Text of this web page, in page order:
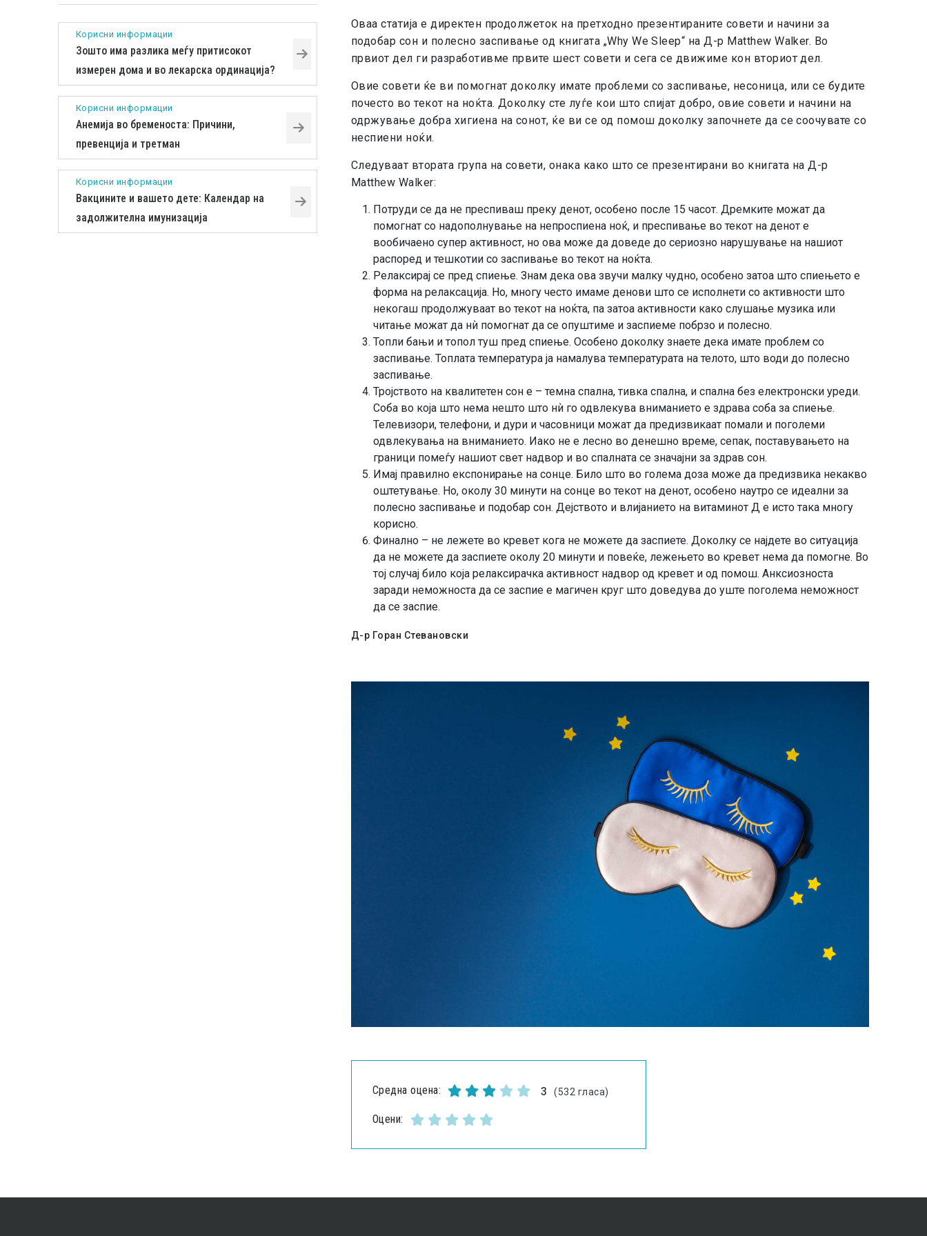
Корисни информации
Зошто има разлика меѓу притисокот
измерен дома и во лекарска ординација?
Корисни информации
Анемија во бременоста: Причини,
превенција и третман
Корисни информации
Вакцините и вашето дете: Календар на
задолжителна имунизација
Оваа статија е директен продолжеток на претходно презентираните совети и начини за
подобар сон и полесно заспивање од книгата „Why We Sleep“ на Д-р Matthew Walker. Во
првиот дел ги разработивме првите шест совети и сега се движиме кон вториот дел.
Овие совети ќе ви помогнат доколку имате проблеми со заспивање, несоница, или се будите
почесто во текот на ноќта. Доколку сте луѓе кои што спијат добро, овие совети и начини на
одржување добра хигиена на сонот, ќе ви се од помош доколку започнете да се соочувате со
неспиени ноќи.
Следуваат втората група на совети, онака како што се презентирани во книгата на Д-р
Matthew Walker:
Потруди се да не преспиваш преку денот, особено после 15 часот. Дремките можат да
помогнат со надополнување на непроспиена ноќ, и преспивање во текот на денот е
вообичаено супер активност, но ова може да доведе до сериозно нарушување на нашиот
распоред и тешкотии со заспивање во текот на ноќта.
Релаксирај се пред спиење. Знам дека ова звучи малку чудно, особено затоа што спиењето е
форма на релаксација. Но, многу често имаме денови што се исполнети со активности што
некогаш продолжуваат во текот на ноќта, па затоа активности како слушање музика или
читање можат да нѝ помогнат да се опуштиме и заспиеме побрзо и полесно.
Топли бањи и топол туш пред спиење. Особено доколку знаете дека имате проблем со
заспивање. Топлата температура ја намалува температурата на телото, што води до полесно
заспивање.
Тројството на квалитетен сон е – темна спална, тивка спална, и спална без електронски уреди.
Соба во која што нема нешто што нѝ го одвлекува вниманието е здрава соба за спиење.
Телевизори, телефони, и дури и часовници можат да предизвикаат помали и поголеми
одвлекувања на вниманието. Иако не е лесно во денешно време, сепак, поставувањето на
граници помеѓу нашиот свет надвор и во спалната се значајни за здрав сон.
Имај правилно експонирање на сонце. Било што во голема доза може да предизвика некакво
оштетување. Но, околу 30 минути на сонце во текот на денот, особено наутро се идеални за
полесно заспивање и подобар сон. Дејството и влијанието на витаминот Д е исто така многу
корисно.
Финално – не лежете во кревет кога не можете да заспиете. Доколку се најдете во ситуација
да не можете да заспиете околу 20 минути и повеќе, лежењето во кревет нема да помогне. Во
тој случај било која релаксирачка активност надвор од кревет и од помош. Анксиозноста
заради неможноста да се заспие е магичен круг што доведува до уште поголема неможност
да се заспие.
Д-р Горан Стевановски
Средна оцена: 3 (532 гласа)
Оцени: